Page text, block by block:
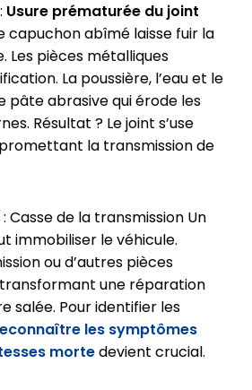
Usure prématurée du joint
capuchon abîmé laisse fuir la
Les pièces métalliques
La poussière, l’eau et le
pâte abrasive qui érode les
Résultat ? Le joint s’use
la transmission de
Casse de la transmission Un
immobiliser le véhicule.
ou d’autres pièces
une réparation
salée. Pour identifier les
les symptômes
mortedevient crucial.